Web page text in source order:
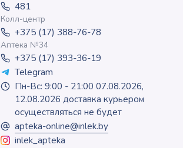
481
Колл-центр
+375 (17) 388-76-78
Аптека №34
+375 (17) 393-36-19
Telegram
Пн-Вс: 9:00 - 21:00 07.08.2026,
12.08.2026 доставка курьером
осуществляться не будет
apteka-online@inlek.by
inlek_apteka